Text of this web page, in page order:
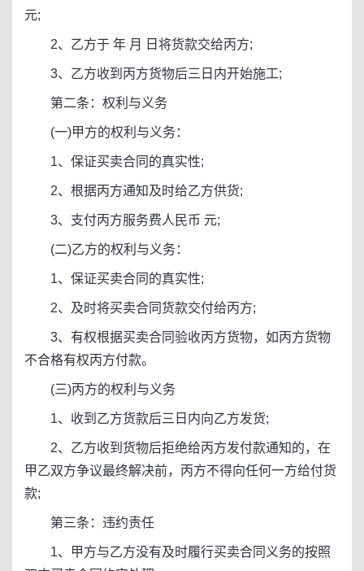
元;
2、乙方于 年 月 日将货款交给丙方;
3、乙方收到丙方货物后三日内开始施工;
第二条：权利与义务
(一)甲方的权利与义务：
1、保证买卖合同的真实性;
2、根据丙方通知及时给乙方供货;
3、支付丙方服务费人民币 元;
(二)乙方的权利与义务：
1、保证买卖合同的真实性;
2、及时将买卖合同货款交付给丙方;
3、有权根据买卖合同验收丙方货物，如丙方货物
不合格有权丙方付款。
(三)丙方的权利与义务
1、收到乙方货款后三日内向乙方发货;
2、乙方收到货物后拒绝给丙方发付款通知的，在
甲乙双方争议最终解决前，丙方不得向任何一方给付货
款;
第三条：违约责任
1、甲方与乙方没有及时履行买卖合同义务的按照